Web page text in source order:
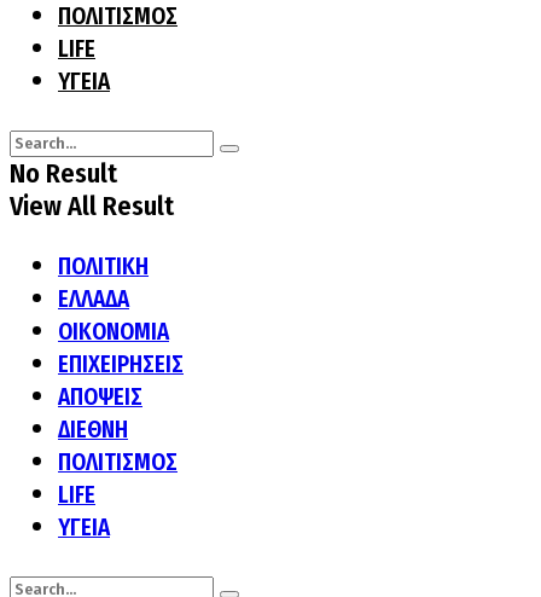
ΠΟΛΙΤΙΣΜΟΣ
LIFE
ΥΓΕΙΑ
No Result
View All Result
ΠΟΛΙΤΙΚΗ
ΕΛΛΑΔΑ
ΟΙΚΟΝΟΜΙΑ
ΕΠΙΧΕΙΡΗΣΕΙΣ
ΑΠΟΨΕΙΣ
ΔΙΕΘΝΗ
ΠΟΛΙΤΙΣΜΟΣ
LIFE
ΥΓΕΙΑ